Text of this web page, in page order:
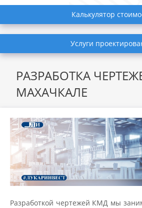
Калькулятор
Услуги
РАЗРАБОТКА
МАХАЧКАЛЕ
Разработкой чертежей КМД мы